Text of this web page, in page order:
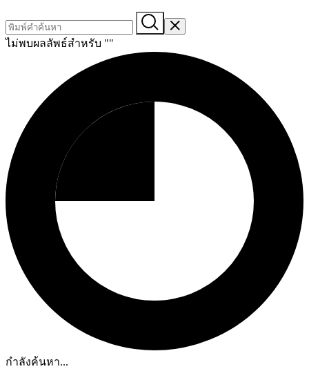
ไม่พบผลลัพธ์สำหรับ ""
กำลังค้นหา...